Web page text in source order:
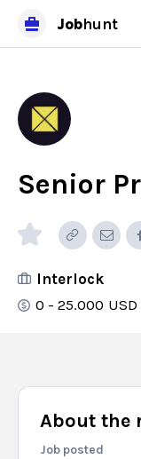
Jobhunt
Senior
Interlock
0 - 25.000 USD
About the
Job posted